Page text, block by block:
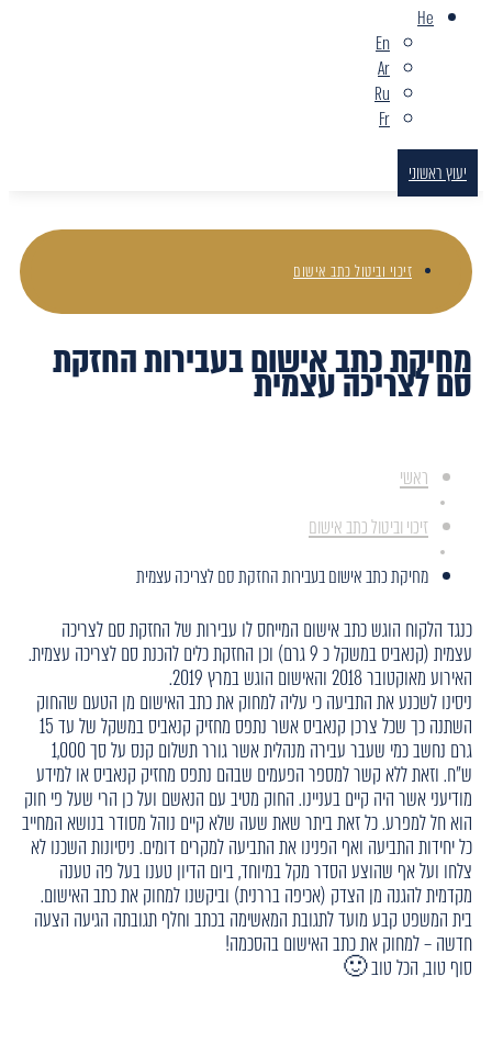
He
En
Ar
Ru
Fr
יעוץ ראשוני
זיכוי וביטול כתב אישום
מחיקת כתב אישום בעבירות החזקת
סם לצריכה עצמית
ראשי
זיכוי וביטול כתב אישום
מחיקת כתב אישום בעבירות החזקת סם לצריכה עצמית
כנגד הלקוח הוגש כתב אישום המייחס לו עבירות של החזקת סם לצריכה
עצמית (קנאביס במשקל כ 9 גרם) וכן החזקת כלים להכנת סם לצריכה עצמית.
האירוע מאוקטובר 2018 והאישום הוגש במרץ 2019.
ניסינו לשכנע את התביעה כי עליה למחוק את כתב האישום מן הטעם שהחוק
השתנה כך שכל צרכן קנאביס אשר נתפס מחזיק קנאביס במשקל של עד 15
גרם נחשב כמי שעבר עבירה מנהלית אשר גורר תשלום קנס על סך 1,000
ש"ח. וזאת ללא קשר למספר הפעמים שבהם נתפס מחזיק קנאביס או למידע
מודיעני אשר היה קיים בעניינו. החוק מטיב עם הנאשם ועל כן הרי שעל פי חוק
הוא חל למפרע. כל זאת ביתר שאת שעה שלא קיים נוהל מסודר בנושא המחייב
כל יחידות התביעה ואף הפנינו את התביעה למקרים דומים. ניסיונות השכנו לא
צלחו ועל אף שהוצע הסדר מקל במיוחד, ביום הדיון טענו בעל פה טענה
מקדמית להגנה מן הצדק (אכיפה בררנית) וביקשנו למחוק את כתב האישום.
בית המשפט קבע מועד לתגובת המאשימה בכתב וחלף תגובתה הגיעה הצעה
חדשה – למחוק את כתב האישום בהסכמה!
סוף טוב, הכל טוב 🙂